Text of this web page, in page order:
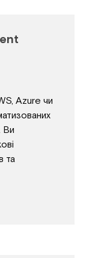
Azure чи
Ви
та